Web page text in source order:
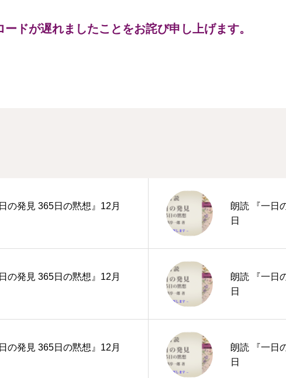
ドが遅れましたことをお詫び申し上げます。
の発見 365日の黙想』12月
朗読 『一日
日
の発見 365日の黙想』12月
朗読 『一日
日
の発見 365日の黙想』12月
朗読 『一日
日